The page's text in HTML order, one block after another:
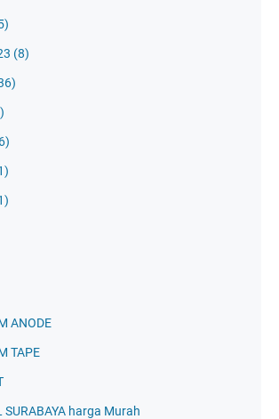
(8)
ANODE
TAPE
SURABAYA harga Murah